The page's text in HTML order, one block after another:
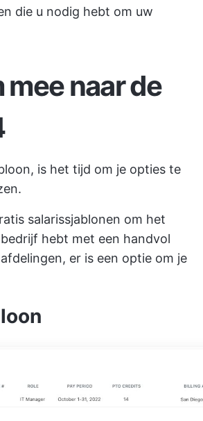
die u nodig hebt om uw
naar de
is het tijd om je opties te
salarissjablonen om het
hebt met een handvol
er is een optie om je